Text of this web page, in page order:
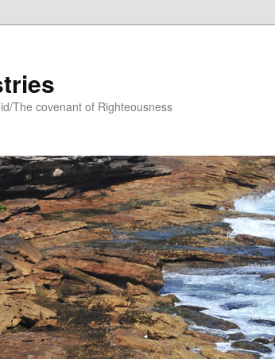
The covenant of Righteousness